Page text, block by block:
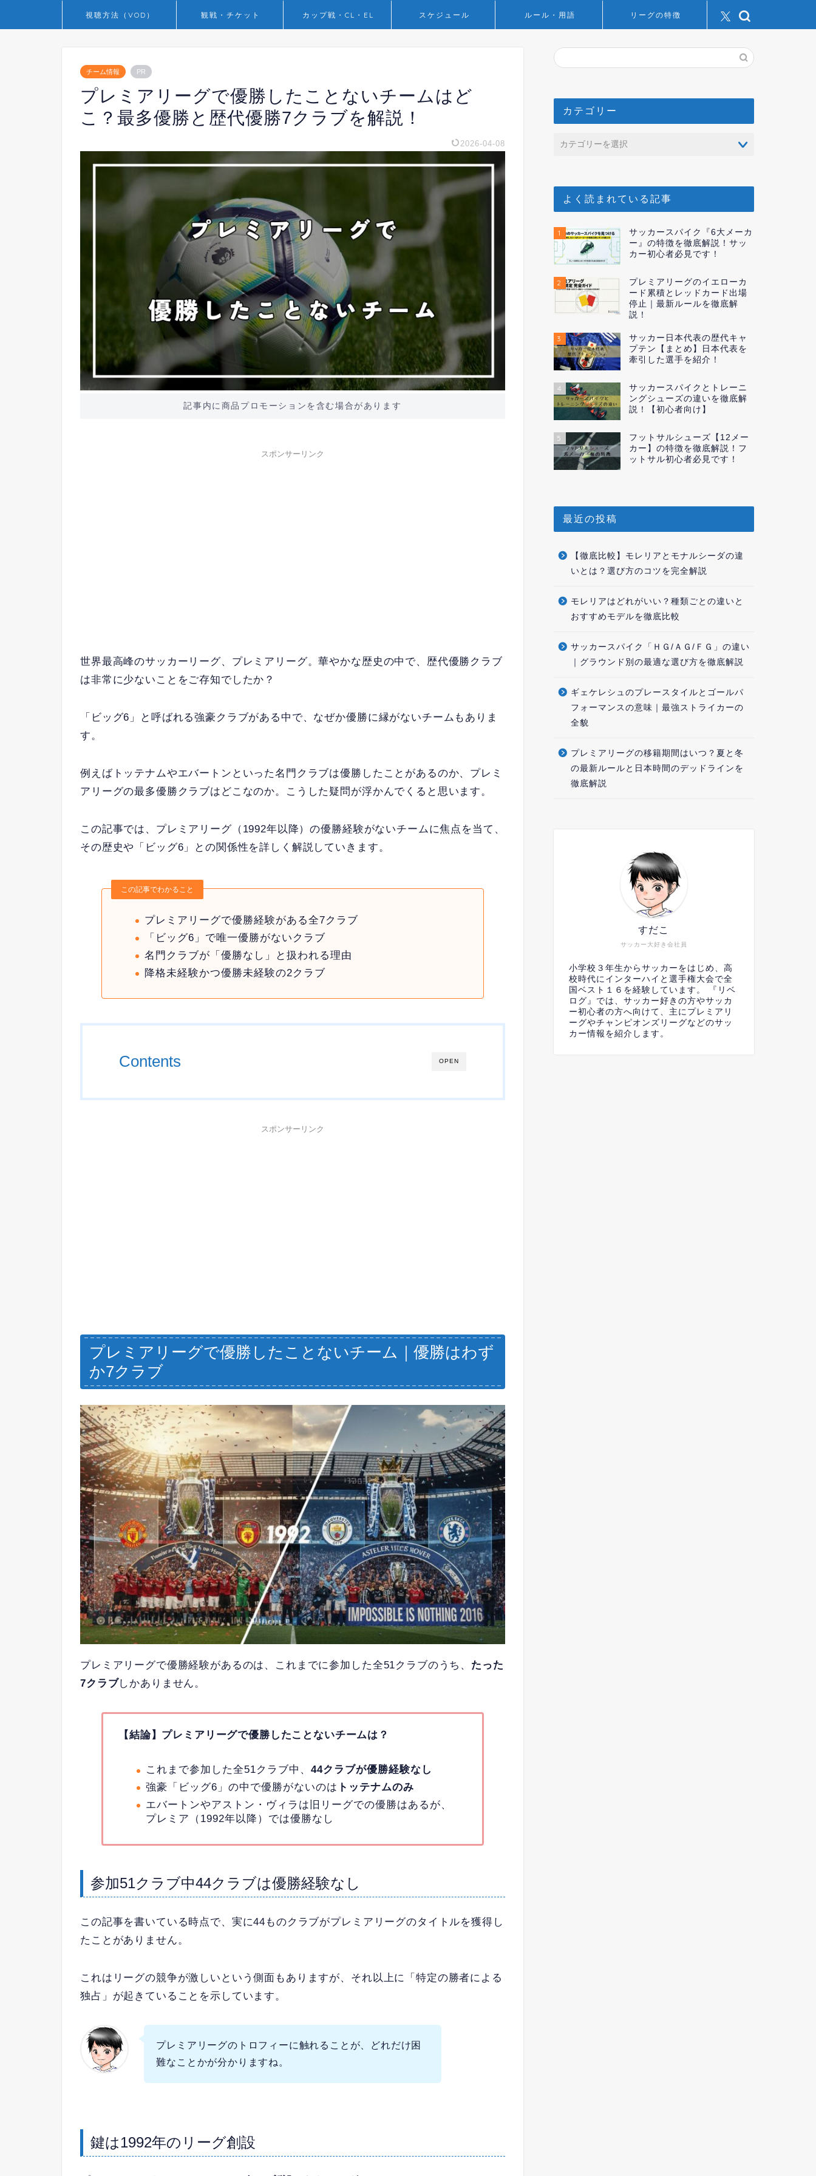
視聴方法（VOD） 観戦・チケット カップ戦・CL・EL スケジュール ルール・用語 リーグの特徴
チーム情報 PR
プレミアリーグで優勝したことないチームはど
こ？最多優勝と歴代優勝7クラブを解説！
2026-04-08
記事内に商品プロモーションを含む場合があります
スポンサーリンク
世界最高峰のサッカーリーグ、プレミアリーグ。華やかな歴史の中で、歴代優勝クラブ
は非常に少ないことをご存知でしたか？
「ビッグ6」と呼ばれる強豪クラブがある中で、なぜか優勝に縁がないチームもありま
す。
例えばトッテナムやエバートンといった名門クラブは優勝したことがあるのか、プレミ
アリーグの最多優勝クラブはどこなのか。こうした疑問が浮かんでくると思います。
この記事では、プレミアリーグ（1992年以降）の優勝経験がないチームに焦点を当て、
その歴史や「ビッグ6」との関係性を詳しく解説していきます。
この記事でわかること
プレミアリーグで優勝経験がある全7クラブ
「ビッグ6」で唯一優勝がないクラブ
名門クラブが「優勝なし」と扱われる理由
降格未経験かつ優勝未経験の2クラブ
OPEN
Contents
スポンサーリンク
プレミアリーグで優勝したことないチーム｜優勝はわず
か7クラブ
プレミアリーグで優勝経験があるのは、これまでに参加した全51クラブのうち、 たった
7クラブしかありません。
【結論】プレミアリーグで優勝したことないチームは？
これまで参加した全51クラブ中、 44クラブが優勝経験なし
強豪「ビッグ6」の中で優勝がないのは トッテナムのみ
エバートンやアストン・ヴィラは旧リーグでの優勝はあるが、
プレミア（1992年以降）では優勝なし
参加51クラブ中44クラブは優勝経験なし
この記事を書いている時点で、実に44ものクラブがプレミアリーグのタイトルを獲得し
たことがありません。
これはリーグの競争が激しいという側面もありますが、それ以上に「特定の勝者による
独占」が起きていることを示しています。
プレミアリーグのトロフィーに触れることが、どれだけ困
難なことかが分かりますね。
鍵は1992年のリーグ創設
カテゴリー
よく読まれている記事
1
サッカースパイク『6大メーカ
ー』の特徴を徹底解説！サッ
カー初心者必見です！
2
プレミアリーグのイエローカ
ード累積とレッドカード出場
停止｜最新ルールを徹底解
説！
3
サッカー日本代表の歴代キャ
プテン【まとめ】日本代表を
牽引した選手を紹介！
4
サッカースパイクとトレーニ
ングシューズの違いを徹底解
説！【初心者向け】
5
フットサルシューズ【12メー
カー】の特徴を徹底解説！フ
ットサル初心者必見です！
最近の投稿
【徹底比較】モレリアとモナルシーダの違
いとは？選び方のコツを完全解説
モレリアはどれがいい？種類ごとの違いと
おすすめモデルを徹底比較
サッカースパイク「ＨＧ/ＡＧ/ＦＧ」の違い
｜グラウンド別の最適な選び方を徹底解説
ギェケレシュのプレースタイルとゴールパ
フォーマンスの意味｜最強ストライカーの
全貌
プレミアリーグの移籍期間はいつ？夏と冬
の最新ルールと日本時間のデッドラインを
徹底解説
サッカー大好き会社員
すだこ
小学校３年生からサッカーをはじめ、高
校時代にインターハイと選手権大会で全
国ベスト１６を経験しています。 『リベ
ログ』では、サッカー好きの方やサッカ
ー初心者の方へ向けて、主にプレミアリ
ーグやチャンピオンズリーグなどのサッ
カー情報を紹介します。